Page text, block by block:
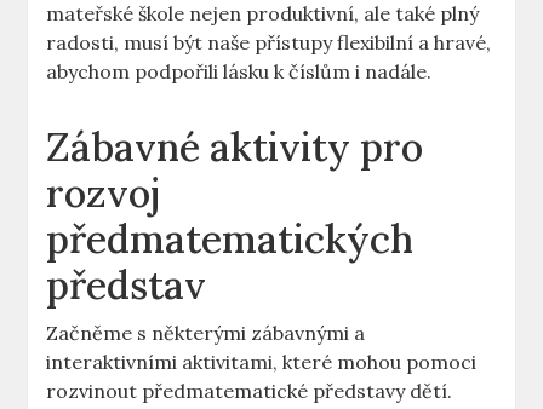
mateřské škole nejen produktivní, ale také plný
radosti, musí být naše přístupy flexibilní a hravé,
abychom podpořili lásku k číslům i nadále.
Zábavné aktivity pro
rozvoj
předmatematických
představ
Začněme s některými zábavnými a
interaktivními aktivitami, které mohou pomoci
rozvinout předmatematické představy dětí.